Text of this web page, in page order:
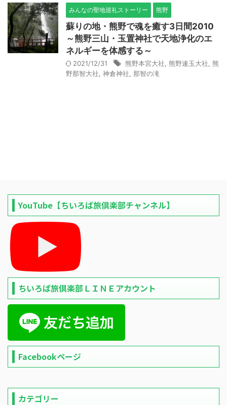
みんなの聖地巡礼ストーリー 熊野
蘇りの地・熊野で魂を癒す3日間2010
～熊野三山・玉置神社で天地浄化のエ
ネルギーを体感する～
2021/12/31 熊野本宮大社 熊野速玉大社
熊
野那智大社 神倉神社 那智の滝
YouTube【ちいろば旅倶楽部チャンネル】
ちいろば旅倶楽部ＬＩＮＥアカウント
Facebookページ
カテゴリー